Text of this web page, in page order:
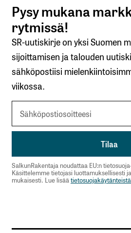
Tilaa SalkunRakentajan
Lähetä kommentti
Pysy mukana
rytmissä!
SR-uutiskirje on yksi Suomen
sijoittamisen ja talouden
sähköpostiisi
viikossa.
SalkunRakentaja noudattaa EU:n
Käsittelemme tietojasi luottamuksellisesti
mukaisesti. Lue lisää